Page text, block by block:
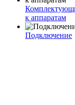
к аппаратам
Подключение